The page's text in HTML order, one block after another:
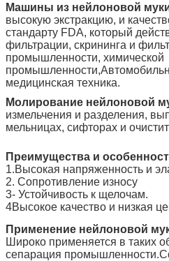
Машины из нейлоновой
высокую экстракцию, и
стандарту FDA, который
фильтрации, скрининга и
промышленности, химической
медицинская техника.
Молирование нейлоновой
измельчения и разделения,
мельницах, сифторах и
Преимущества и
1.Высокая напряженность и
2. Сопротивление износу
3- Устойчивость к щелочам.
4Высокое качество и низкая
Применение нейлоновой
Широко применяется в таких
сепарация